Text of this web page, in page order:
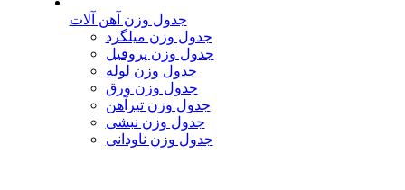
جدول وزن آهن آلات
جدول وزن میلگرد
جدول وزن پروفیل
جدول وزن لوله
جدول وزن ورق
جدول وزن تیرآهن
جدول وزن نبشی
جدول وزن ناودانی